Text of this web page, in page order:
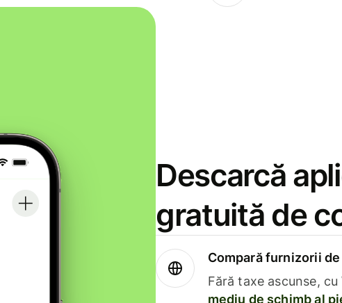
Descarcă
gratuită de
Compară furnizorii
Fără taxe ascunse,
mediu de schimb al